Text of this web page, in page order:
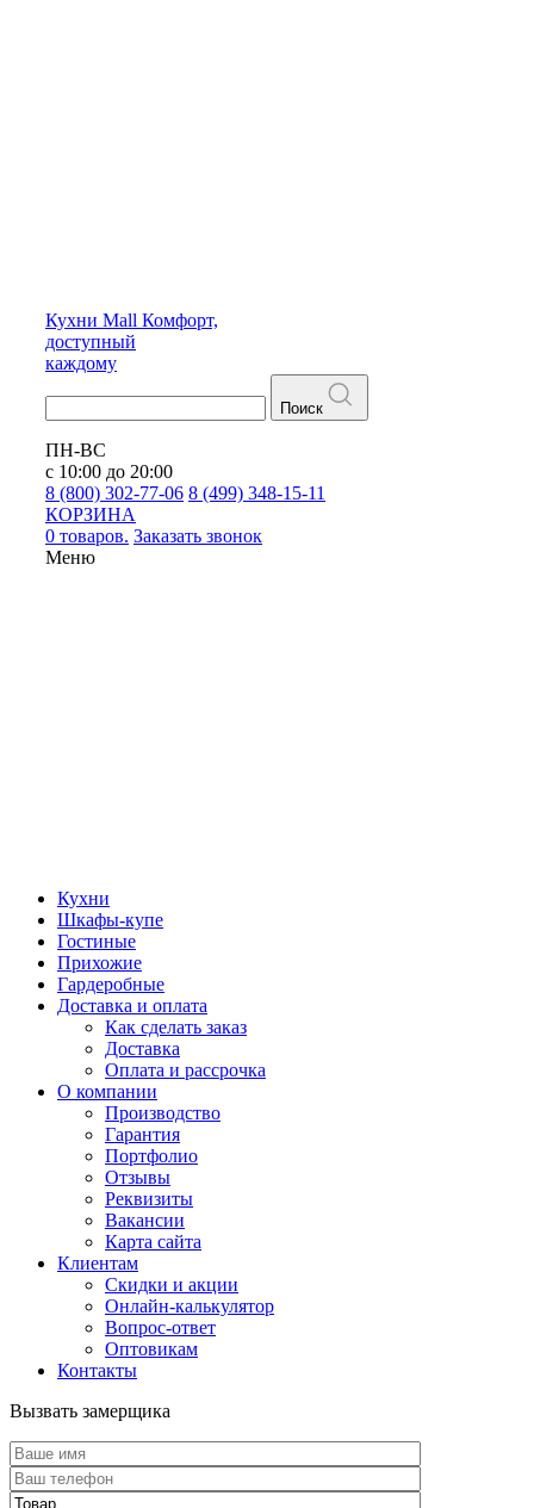
Кухни Mall Комфорт,
доступный
каждому
Поиск
ПН-ВС
с 10:00 до 20:00
8 (800) 302-77-06 8 (499) 348-15-11
КОРЗИНА
0 товаров. Заказать звонок
Меню
Кухни
Шкафы-купе
Гостиные
Прихожие
Гардеробные
Доставка и оплата
Как сделать заказ
Доставка
Оплата и рассрочка
О компании
Производство
Гарантия
Портфолио
Отзывы
Реквизиты
Вакансии
Карта сайта
Клиентам
Скидки и акции
Онлайн-калькулятор
Вопрос-ответ
Оптовикам
Контакты
Вызвать замерщика